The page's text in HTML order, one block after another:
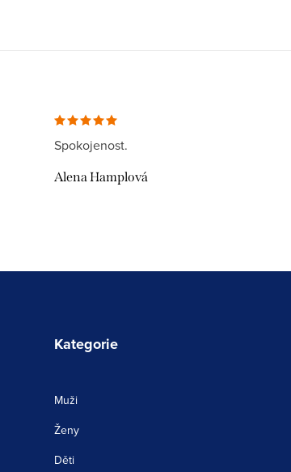
Spokojenost.
Alena Hamplová
Kategorie
Muži
Ženy
Děti